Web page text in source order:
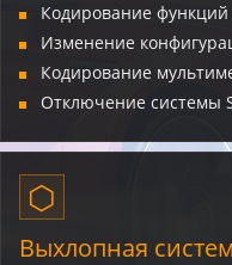
Кодирование
Изменение
Кодирование
Отключение системы
⬡
Выхлопная